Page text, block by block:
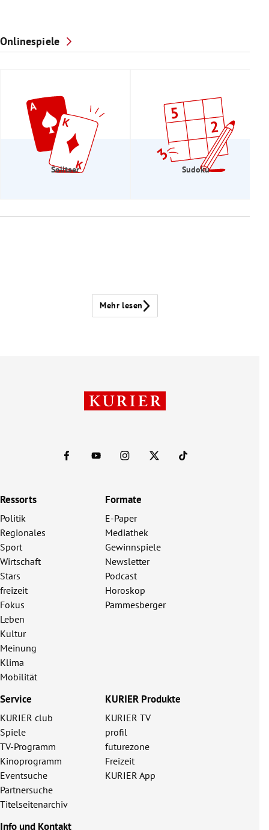
Onlinespiele
Solitaer Sudoku
Mehr lesen
Ressorts
Politik
Regionales
Sport
Wirtschaft
Stars
freizeit
Fokus
Leben
Kultur
Meinung
Klima
Mobilität
Formate
E-Paper
Mediathek
Gewinnspiele
Newsletter
Podcast
Horoskop
Pammesberger
Service
KURIER club
Spiele
TV-Programm
Kinoprogramm
Eventsuche
Partnersuche
Titelseitenarchiv
KURIER Produkte
KURIER TV
profil
futurezone
Freizeit
KURIER App
Info und Kontakt